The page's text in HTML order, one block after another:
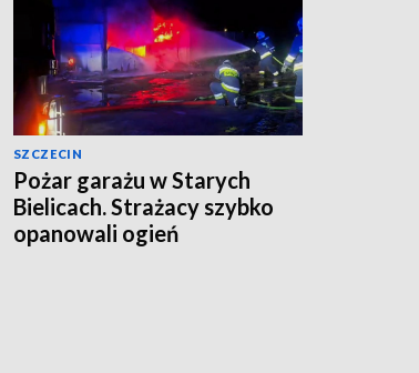
SZCZECIN
Pożar garażu w Starych
Bielicach. Strażacy szybko
opanowali ogień